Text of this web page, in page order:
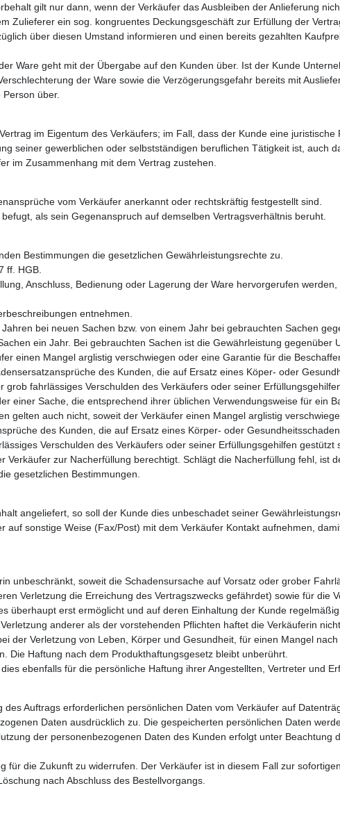
gilt nur dann, wenn der Verkäufer das Ausbleiben der Anlieferung
Zulieferer ein sog. kongruentes Deckungsgeschäft zur Erfüllung der
über diesen Umstand informieren und einen bereits gezahlten
Ware geht mit der Übergabe auf den Kunden über. Ist der Kunde
der Ware sowie die Verzögerungsgefahr bereits mit
über.
im Eigentum des Verkäufers; im Fall, dass der Kunde eine juristische
seiner gewerblichen oder selbstständigen beruflichen Tätigkeit ist, auch
im Zusammenhang mit dem Vertrag zustehen.
vom Verkäufer anerkannt oder rechtskräftig festgestellt sind.
als sein Gegenanspruch auf demselben Vertragsverhältnis beruht.
Bestimmungen die gesetzlichen Gewährleistungsrechte zu.
ff. HGB.
Anschluss, Bedienung oder Lagerung der Ware hervorgerufen
entnehmen.
bei neuen Sachen bzw. von einem Jahr bei gebrauchten Sachen
ein Jahr. Bei gebrauchten Sachen ist die Gewährleistung gegenüber
einen Mangel arglistig verschwiegen oder eine Garantie für die
des Kunden, die auf Ersatz eines Köper- oder
fahrlässiges Verschulden des Verkäufers oder seiner
einer Sache, die entsprechend ihrer üblichen Verwendungsweise für ein
gelten auch nicht, soweit der Verkäufer einen Mangel arglistig
des Kunden, die auf Ersatz eines Körper- oder
Verschulden des Verkäufers oder seiner Erfüllungsgehilfen gestützt
zur Nacherfüllung berechtigt. Schlägt die Nacherfüllung fehl, ist
gesetzlichen Bestimmungen.
angeliefert, so soll der Kunde dies unbeschadet seiner
sonstige Weise (Fax/Post) mit dem Verkäufer Kontakt aufnehmen,
unbeschränkt, soweit die Schadensursache auf Vorsatz oder grober
Verletzung die Erreichung des Vertragszwecks gefährdet) sowie für die
überhaupt erst ermöglicht und auf deren Einhaltung der Kunde
anderer als der vorstehenden Pflichten haftet die Verkäuferin nicht.
der Verletzung von Leben, Körper und Gesundheit, für einen Mangel
Die Haftung nach dem Produkthaftungsgesetz bleibt unberührt.
ebenfalls für die persönliche Haftung ihrer Angestellten, Vertreter und
Auftrags erforderlichen persönlichen Daten vom Verkäufer auf
Daten ausdrücklich zu. Die gespeicherten persönlichen Daten
der personenbezogenen Daten des Kunden erfolgt unter Beachtung
die Zukunft zu widerrufen. Der Verkäufer ist in diesem Fall zur
nach Abschluss des Bestellvorgangs.